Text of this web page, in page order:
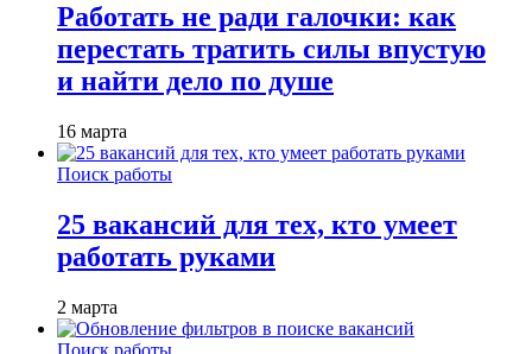
Работать не ради галочки: как
перестать тратить силы впустую
и найти дело по душе
16 марта
Поиск работы
25 вакансий для тех, кто умеет
работать руками
2 марта
Поиск работы